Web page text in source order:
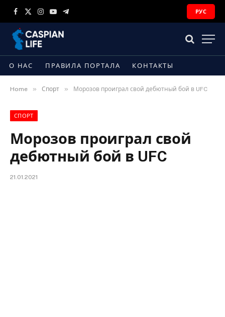
Facebook
X
Instagram
YouTubeTelegram
РУС
О НАС ПРАВИЛА ПОРТАЛА КОНТАКТЫ
Home » Спорт » Морозов проиграл свой дебютный бой в UFC
СПОРТ
Морозов проиграл свой
дебютный бой в UFC
21.01.2021